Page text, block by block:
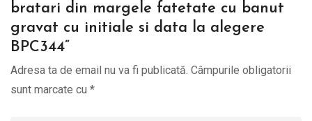
bratari din margele fatetate cu banut
gravat cu initiale si data la alegere
BPC344”
Adresa ta de email nu va fi publicată. Câmpurile obligatorii
sunt marcate cu *